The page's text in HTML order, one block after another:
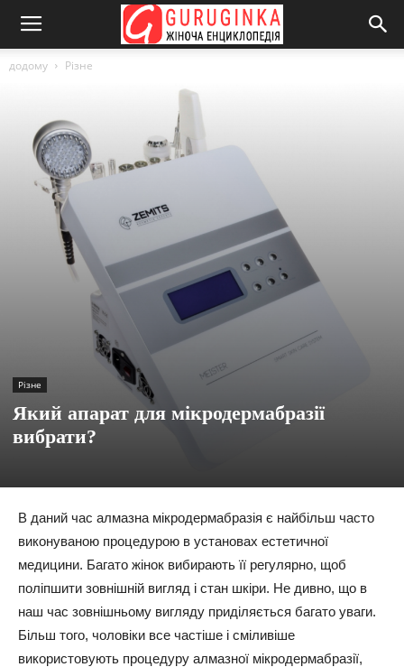
додому Різне
Різне
Який апарат для мікродермабразії
вибрати?
В даний час алмазна мікродермабразія є найбільш часто
виконуваною процедурою в установах естетичної
медицини. Багато жінок вибирають її регулярно, щоб
поліпшити зовнішній вигляд і стан шкіри. Не дивно, що в
наш час зовнішньому вигляду приділяється багато уваги.
Більш того, чоловіки все частіше і сміливіше
використовують процедуру алмазної мікродермабразії,